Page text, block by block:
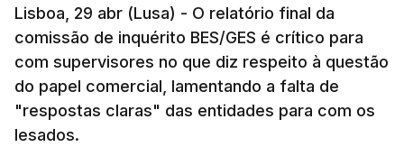
Lisboa, 29 abr (Lusa) - O relatório final da
comissão de inquérito BES/GES é crítico para
com supervisores no que diz respeito à questão
do papel comercial, lamentando a falta de
"respostas claras" das entidades para com os
lesados.